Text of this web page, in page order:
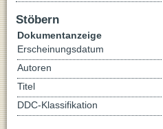
Stöbern
Dokumentanzeige
Erscheinungsdatum
Autoren
Titel
DDC-Klassifikation